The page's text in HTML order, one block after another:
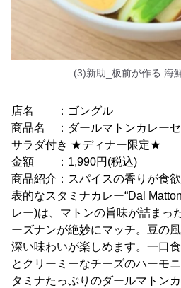
(3)新助_板前が作る 海
店名 ：ゴングル
商品名 ：ダールマトンカレー
サラダ付き ★ディナー限定★
金額 ：1,990円(税込)
商品紹介：スパイスの香りが食
表的なスタミナカレー“Dal
レー)は、マトンの旨味が詰まっ
ーズナンが絶妙にマッチ。豆の
深い味わいが楽しめます。一口
とクリーミーなチーズのハーモ
タミナたっぷりのダールマトン